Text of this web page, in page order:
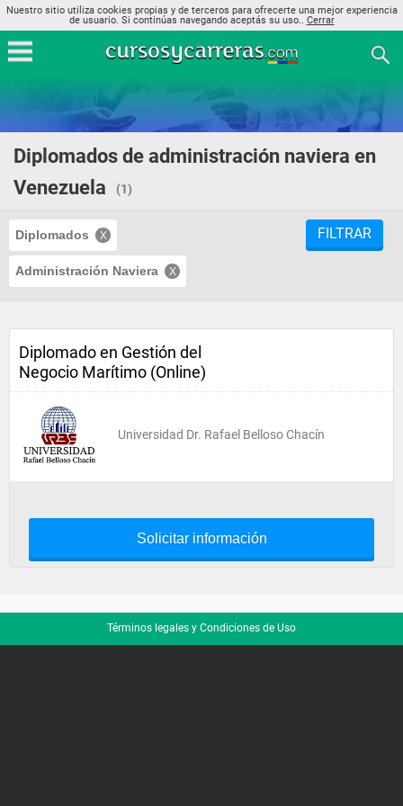
Nuestro sitio utiliza cookies propias y de terceros para ofrecerte una mejor experiencia
de usuario. Si continúas navegando aceptás su uso.. Cerrar
Diplomados de administración naviera en
Venezuela
(1)
Diplomados
Administración Naviera
FILTRAR
Diplomado en Gestión del
Negocio Marítimo (Online)
Universidad Dr. Rafael Belloso Chacín
Solicitar información
Términos legales y Condiciones de Uso